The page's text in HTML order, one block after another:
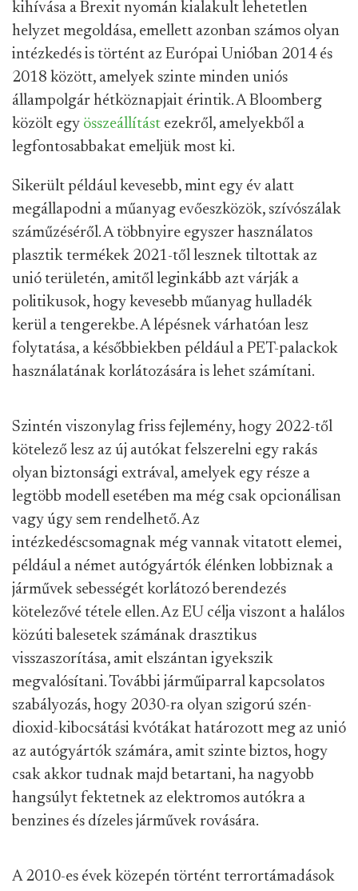
kihívása a Brexit nyomán kialakult lehetetlen
helyzet megoldása, emellett azonban számos olyan
intézkedés is történt az Európai Unióban 2014 és
2018 között, amelyek szinte minden uniós
állampolgár hétköznapjait érintik. A Bloomberg
közölt egy összeállítást ezekről, amelyekből a
legfontosabbakat emeljük most ki.
Sikerült például kevesebb, mint egy év alatt
megállapodni a műanyag evőeszközök, szívószálak
száműzéséről. A többnyire egyszer használatos
plasztik termékek 2021-től lesznek tiltottak az
unió területén, amitől leginkább azt várják a
politikusok, hogy kevesebb műanyag hulladék
kerül a tengerekbe. A lépésnek várhatóan lesz
folytatása, a későbbiekben például a PET-palackok
használatának korlátozására is lehet számítani.
Szintén viszonylag friss fejlemény, hogy 2022-től
kötelező lesz az új autókat felszerelni egy rakás
olyan biztonsági extrával, amelyek egy része a
legtöbb modell esetében ma még csak opcionálisan
vagy úgy sem rendelhető. Az
intézkedéscsomagnak még vannak vitatott elemei,
például a német autógyártók élénken lobbiznak a
járművek sebességét korlátozó berendezés
kötelezővé tétele ellen. Az EU célja viszont a halálos
közúti balesetek számának drasztikus
visszaszorítása, amit elszántan igyekszik
megvalósítani. További járműiparral kapcsolatos
szabályozás, hogy 2030-ra olyan szigorú szén-
dioxid-kibocsátási kvótákat határozott meg az unió
az autógyártók számára, amit szinte biztos, hogy
csak akkor tudnak majd betartani, ha nagyobb
hangsúlyt fektetnek az elektromos autókra a
benzines és dízeles járművek rovására.
A 2010-es évek közepén történt terrortámadások